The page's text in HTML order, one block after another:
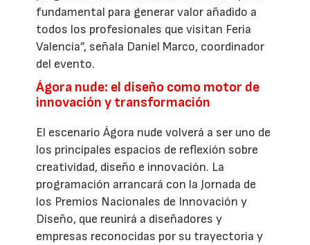
fundamental para generar valor añadido a
todos los profesionales que visitan Feria
Valencia”, señala Daniel Marco, coordinador
del evento.
Ágora nude: el diseño como motor de
innovación y transformación
El escenario Ágora nude volverá a ser uno de
los principales espacios de reflexión sobre
creatividad, diseño e innovación. La
programación arrancará con la Jornada de
los Premios Nacionales de Innovación y
Diseño, que reunirá a diseñadores y
empresas reconocidas por su trayectoria y